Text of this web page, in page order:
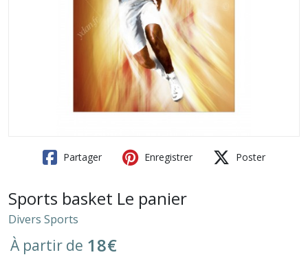
Partager Enregistrer Poster
Sports basket Le panier
Divers Sports
À partir de 18€